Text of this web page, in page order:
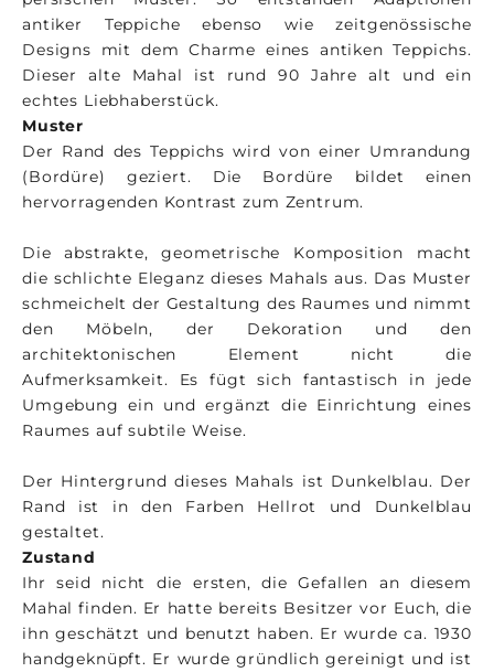
antiker Teppiche ebenso wie zeitgenössische
Designs mit dem Charme eines antiken Teppichs.
Dieser alte Mahal ist rund 90 Jahre alt und ein
echtes Liebhaberstück.
Muster
Der Rand des Teppichs wird von einer Umrandung
(Bordüre) geziert. Die Bordüre bildet einen
hervorragenden Kontrast zum Zentrum.
Die abstrakte, geometrische Komposition macht
die schlichte Eleganz dieses Mahals aus. Das Muster
schmeichelt der Gestaltung des Raumes und nimmt
den Möbeln, der Dekoration und den
architektonischen Element nicht die
Aufmerksamkeit. Es fügt sich fantastisch in jede
Umgebung ein und ergänzt die Einrichtung eines
Raumes auf subtile Weise.
Der Hintergrund dieses Mahals ist Dunkelblau. Der
Rand ist in den Farben Hellrot und Dunkelblau
gestaltet.
Zustand
Ihr seid nicht die ersten, die Gefallen an diesem
Mahal finden. Er hatte bereits Besitzer vor Euch, die
ihn geschätzt und benutzt haben. Er wurde ca. 1930
handgeknüpft. Er wurde gründlich gereinigt und ist